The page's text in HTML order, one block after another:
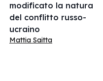
modificato la natura
del conflitto russo-
ucraino
Mattia Saitta